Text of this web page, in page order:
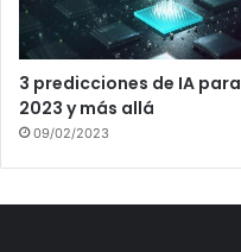
3 predicciones de IA para
2023 y más allá
09/02/2023